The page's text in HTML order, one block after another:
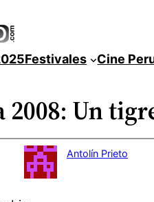
Festivales Cine
Un
Antolín Prieto